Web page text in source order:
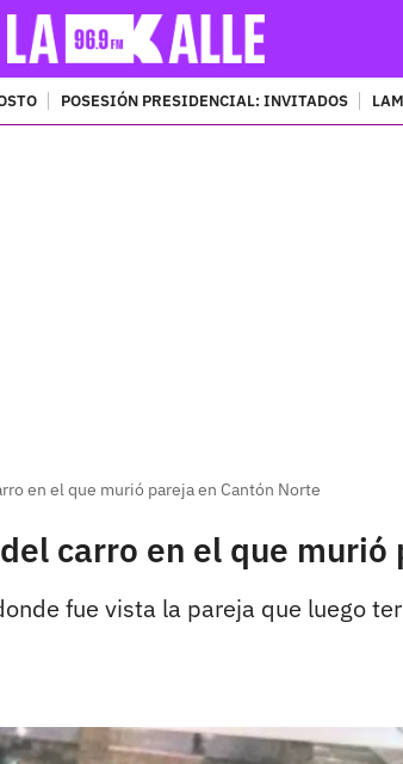
POSESIÓN PRESIDENCIAL: INVITADOS
en el que murió pareja en Cantón Norte
carro en el que murió
fue vista la pareja que luego